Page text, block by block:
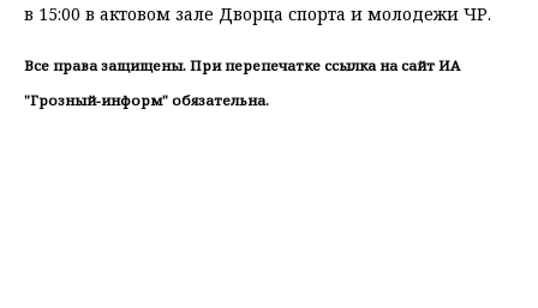
в 15:00 в актовом зале Дворца спорта и молодежи ЧР.
Все права защищены. При перепечатке ссылка на сайт ИА
"Грозный-информ" обязательна.